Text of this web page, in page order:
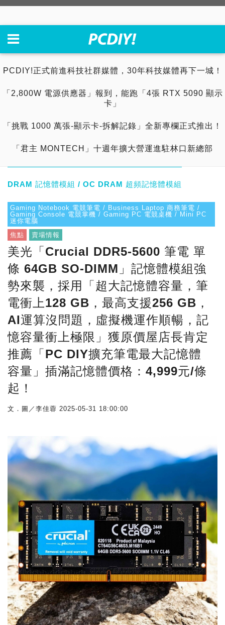
PCDIY!正式前進科技社群媒體，30年科技媒體再下一城！
「2,800W 電源供應器」報到，能跑「4張 RTX 5090 顯示
卡」
「挑戰 1000 萬張-顯示卡-拆解記錄」全新專欄正式推出！
「君主 MONTECH」十週年擴大營運進駐林口新總部
DRAM 記憶體模組 / OC DRAM 超頻記憶體模組
Gaming Notebook 電競筆電 / Business Laptop 商務筆電 /
Gaming Console 電競掌機 / Gaming PC 電競桌機 / Mini PC
迷你電腦
焦點
賣場情報
美光「Crucial DDR5-5600 筆電 單
條 64GB SO-DIMM」記憶體模組強
勢來襲，採用「超大記憶體容量，筆
電衝上128 GB，最高支援256 GB，
AI運算沒問題，虛擬機運作順暢，記
憶容量衝上極限」獲原價屋店長肯定
推薦「PC DIY擴充筆電最大記憶體
容量」插滿記憶體價格：4,999元/條
起！
文．圖／李佳蓉 2025-05-31 18:00:00